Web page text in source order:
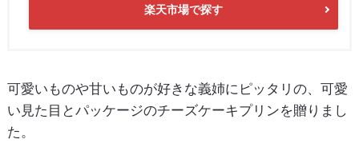
楽天市場で探す
可愛いものや甘いものが好きな義姉にピッタリの、可愛
い見た目とパッケージのチーズケーキプリンを贈りまし
た。